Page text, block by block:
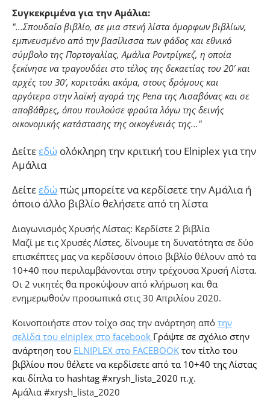
Συγκεκριμένα για την Αμάλια:
"...Σπουδαίο βιβλίο, σε μια στενή λίστα όμορφων βιβλίων,
εμπνευσμένο από την βασίλισσα των φάδος και εθνικό
σύμβολο της Πορτογαλίας, Αμάλια Ροντρίγκεζ, η οποία
ξεκίνησε να τραγουδάει στο τέλος της δεκαετίας του 20′ και
αρχές του 30′, κοριτσάκι ακόμα, στους δρόμους και
αργότερα στην λαϊκή αγορά της Pena της Λισαβόνας και σε
αποβάθρες, όπου πουλούσε φρούτα λόγω της δεινής
οικονομικής κατάστασης της οικογένειάς της..."
Δείτεεδώ ολόκληρη την κριτική του Elniplex για την
Αμάλια
Δείτεεδώπώς μπορείτε να κερδίσετε την Αμάλια ή
όποιο άλλο βιβλίο θελήσετε από τη λίστα
Διαγωνισμός Χρυσής Λίστας: Κερδίστε 2 βιβλία
Μαζί με τις Χρυσές Λίστες, δίνουμε τη δυνατότητα σε δύο
επισκέπτες μας να κερδίσουν όποιο βιβλίο θέλουν από τα
10+40 που περιλαμβάνονται στην τρέχουσα Χρυσή Λίστα.
Οι 2 νικητές θα προκύψουν από κλήρωση και θα
ενημερωθούν προσωπικά στις 30 Απριλίου 2020.
Κοινοποιήστε στον τοίχο σας την ανάρτηση από την
σελίδα του elniplex στο facebook Γράψτε σε σχόλιο στην
ανάρτηση του ELNIPLEX στο FACEBOOK τον τίτλο του
βιβλίου που θέλετε να κερδίσετε από τα 10+40 της Λίστας
και δίπλα το hashtag #xrysh_lista_2020 π.χ.
Αμάλια #xrysh_lista_2020